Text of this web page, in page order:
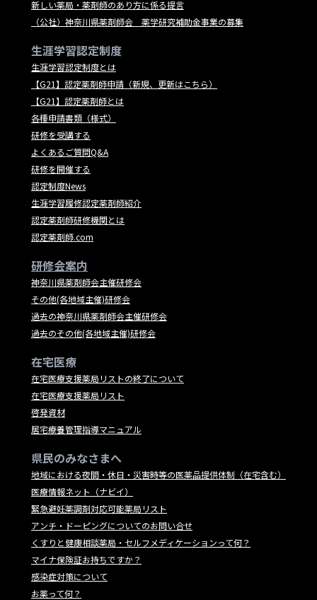
新しい薬局・薬剤師のあり方に係る提言
（公社）神奈川県薬剤師会 薬学研究補助金事業の募集
生涯学習認定制度
生涯学習認定制度とは
【G21】認定薬剤師申請（新規、更新はこちら）
【G21】認定薬剤師とは
各種申請書類（様式）
研修を受講する
よくあるご質問Q&A
研修を開催する
認定制度News
生涯学習履修認定薬剤師紹介
認定薬剤師研修機関とは
認定薬剤師.com
研修会案内
神奈川県薬剤師会主催研修会
その他(各地域主催)研修会
過去の神奈川県薬剤師会主催研修会
過去のその他(各地域主催)研修会
在宅医療
在宅医療支援薬局リストの終了について
在宅医療支援薬局リスト
啓発資材
居宅療養管理指導マニュアル
県民のみなさまへ
地域における夜間・休日・災害時等の医薬品提供体制（在宅含む）
医療情報ネット（ナビイ）
緊急避妊薬調剤対応可能薬局リスト
アンチ・ドーピングについてのお問い合せ
くすりと健康相談薬局・セルフメディケーションって何？
マイナ保険証お持ちですか？
感染症対策について
お薬って何？